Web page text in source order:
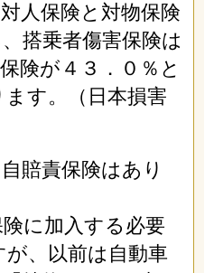
人保険と対物保険
搭乗者傷害保険は
険が４３．０％と
す。（日本損害
賠責保険はあり
に加入する必要
、以前は自動車